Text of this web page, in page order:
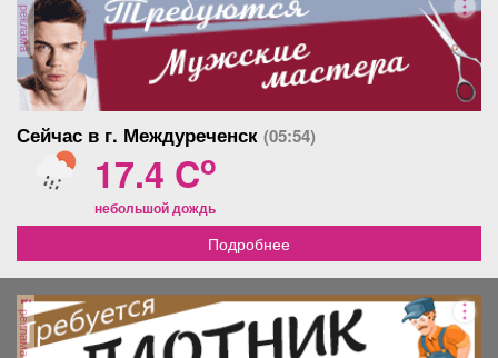
реклама
Сейчас в г. Междуреченск (05:54)
17.4 Co
небольшой дождь
Подробнее
реклама